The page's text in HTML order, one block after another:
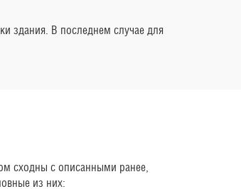
здания. В последнем случае для
сходны с описанными ранее,
из них: